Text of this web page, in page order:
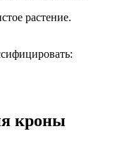
растение.
кроны